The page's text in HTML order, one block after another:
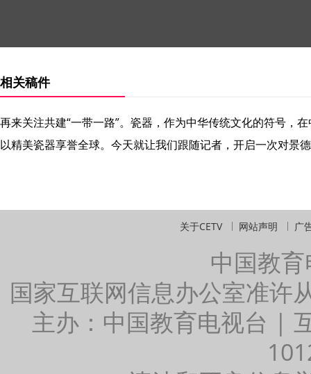
相关稿件
再来关注共建“一带一路”。瓷器，作为中华传统文化的符号，
以精美瓷器享誉全球。今天就让我们跟随记者，开启一次对景
关于CETV 网站声明 广
中国教
国家互联网信息办公室准许
主办：中国教育电视台 |